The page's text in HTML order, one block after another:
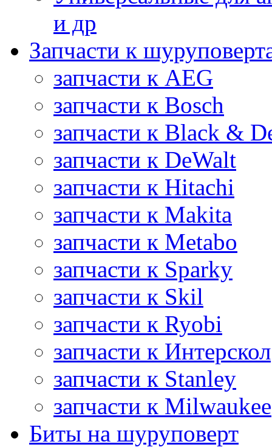
и др
Запчасти к
запчасти к AEG
запчасти к Bosch
запчасти к Black &
запчасти к DeWalt
запчасти к Hitachi
запчасти к Makita
запчасти к Metabo
запчасти к Sparky
запчасти к Skil
запчасти к Ryobi
запчасти к Интерскол
запчасти к Stanley
запчасти к Milwaukee
Биты на шуруповерт